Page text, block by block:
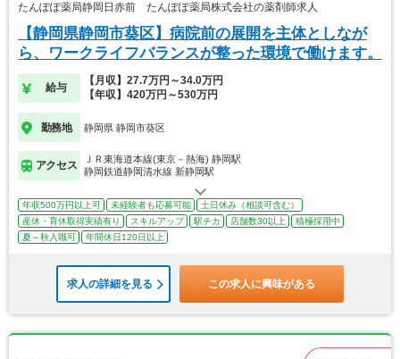
たんぽぽ薬局静岡日赤前 たんぽぽ薬局株式会社の薬剤師求人
【静岡県静岡市葵区】病院前の展開を主体としなが
ら、ワークライフバランスが整った環境で働けます。
給与
【月収】27.7万円～34.0万円
【年収】420万円～530万円
勤務地 静岡県 静岡市葵区
アクセス
ＪＲ東海道本線(東京－熱海) 静岡駅
静岡鉄道静岡清水線 新静岡駅
年収500万円以上可 未経験者も応募可能
土日休み（相談可含む）
産休・育休取得実績有り
スキルアップ 駅チカ 店舗数30以上
積極採用中
夏～秋入職可
年間休日120日以上
求人の詳細を見る この求人に興味がある